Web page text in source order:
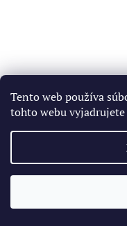
Tento web používa
tohto webu
Kryt reťaze
🔥 Limitovaná cena